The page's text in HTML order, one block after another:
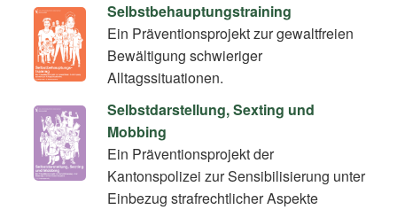
Selbstbehauptungstraining
Ein Präventionsprojekt zur gewaltfreien
Bewältigung schwieriger
Alltagssituationen.
Selbstdarstellung, Sexting und
Mobbing
Ein Präventionsprojekt der
Kantonspolizei zur Sensibilisierung unter
Einbezug strafrechtlicher Aspekte